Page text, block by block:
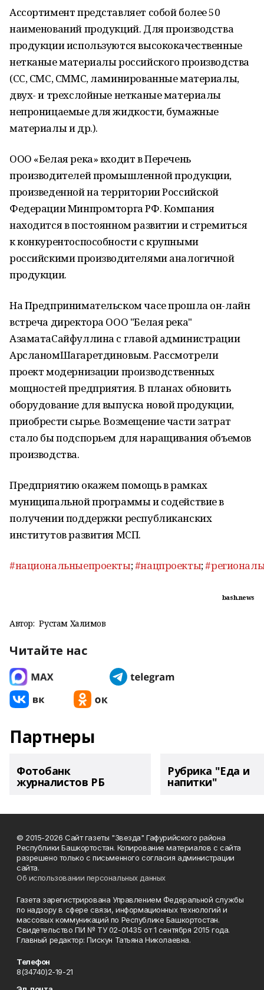
Ассортимент представляет собой более 50
наименований продукций. Для производства
продукции используются высококачественные
нетканые материалы российского производства
(СС, СМС, СММС, ламинированные материалы,
двух- и трехслойные нетканые материалы
непроницаемые для жидкости, бумажные
материалы и др.).
ООО «Белая река» входит в Перечень
производителей промышленной продукции,
произведенной на территории Российской
Федерации Минпромторга РФ. Компания
находится в постоянном развитии и стремиться
к конкурентоспособности с крупными
российскими производителями аналогичной
продукции.
На Предпринимательском часе прошла он-лайн
встреча директора ООО "Белая река"
АзаматаСайфуллина с главой администрации
АрсланомШагаретдиновым. Рассмотрели
проект модернизации производственных
мощностей предприятия. В планах обновить
оборудование для выпуска новой продукции,
приобрести сырье. Возмещение части затрат
стало бы подспорьем для наращивания объемов
производства.
Предприятию окажем помощь в рамках
муниципальной программы и содействие в
получении поддержки республиканских
институтов развития МСП.
#национальныепроекты;#нацпроекты;
bash.news
Автор: Рустам Халимов
Читайте нас
Партнеры
Фотобанк
журналистов РБ
Рубрика "Еда и
напитки"
© 2015-2026 Сайт газеты "Звезда" Гафурийского района
Республики Башкортостан. Копирование материалов с сайта
разрешено только с письменного согласия администрации
сайта.
Об использовании персональных данных
Газета зарегистрирована Управлением Федеральной службы
по надзору в сфере связи, информационных технологий и
массовых коммуникаций по Республике Башкортостан.
Свидетельство ПИ № ТУ 02-01435 от 1 сентября 2015 года.
Главный редактор: Пискун Татьяна Николаевна.
Телефон
8(34740)2-19-21